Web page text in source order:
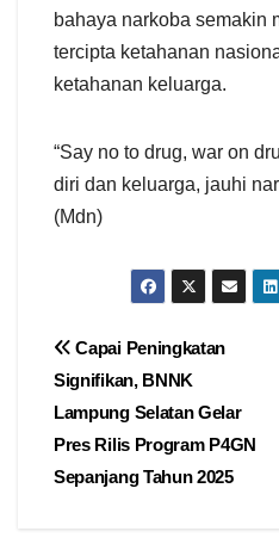
bahaya narkoba semakin
tercipta ketahanan
ketahanan keluarga.
“Say no to drug, war on
diri dan keluarga, jauhi
(Mdn)
Navigasi
pos
Capai Peningkatan
Signifikan, BNNK
Lampung Selatan Gelar
Pres Rilis Program P4GN
Sepanjang Tahun 2025